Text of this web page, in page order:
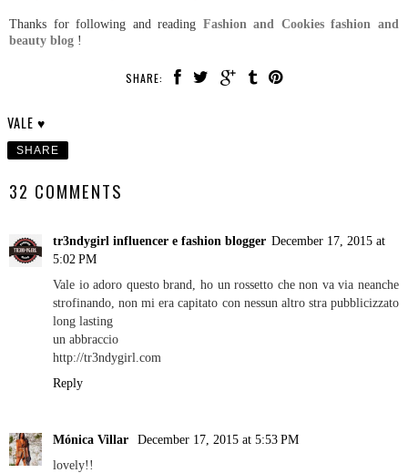
Thanks for following and reading Fashion and Cookies fashion and
beauty blog !
SHARE:
VALE ♥
SHARE
32 COMMENTS
tr3ndygirl influencer e fashion blogger December 17, 2015 at
5:02 PM
Vale io adoro questo brand, ho un rossetto che non va via neanche
strofinando, non mi era capitato con nessun altro stra pubblicizzato
long lasting
un abbraccio
http://tr3ndygirl.com
Reply
Mónica Villar
December 17, 2015 at 5:53 PM
lovely!!